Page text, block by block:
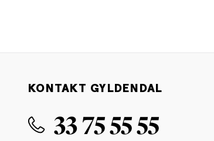
KONTAKT GYLDENDAL
33 75 55 55